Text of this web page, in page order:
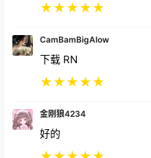
★★★★★
CamBamBigAlow
下载 RN
★★★★★
金刚狼4234
好的